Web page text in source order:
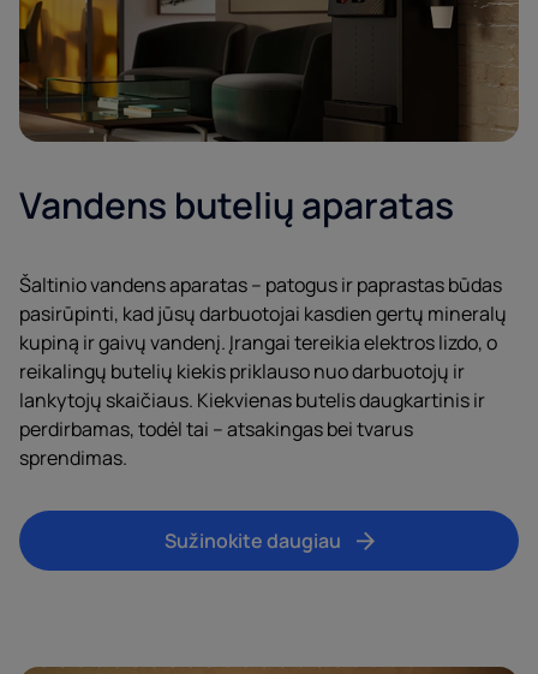
Vandens butelių aparatas
Šaltinio vandens aparatas – patogus ir paprastas būdas
pasirūpinti, kad jūsų darbuotojai kasdien gertų mineralų
kupiną ir gaivų vandenį. Įrangai tereikia elektros lizdo, o
reikalingų butelių kiekis priklauso nuo darbuotojų ir
lankytojų skaičiaus. Kiekvienas butelis daugkartinis ir
perdirbamas, todėl tai – atsakingas bei tvarus
sprendimas.
Sužinokite daugiau